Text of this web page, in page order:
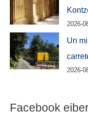
2026-
Un
2026-
Facebook